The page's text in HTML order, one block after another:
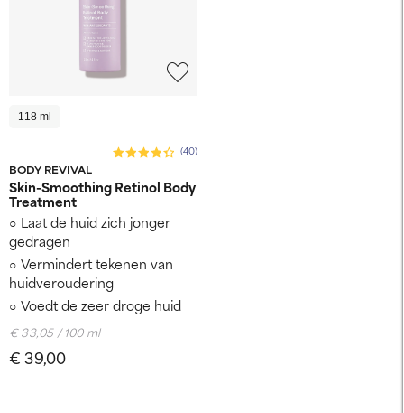
118 ml
BODY REVIVAL
(40)
Skin-Smoothing Retinol Body
Treatment
Laat de huid zich jonger
gedragen
Vermindert tekenen van
huidveroudering
Voedt de zeer droge huid
€ 39,00
€ 33,05 / 100 ml